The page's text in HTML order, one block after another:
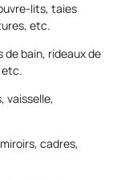
lits, taies
etc.
de bain, rideaux de
etc.
vaisselle,
cadres,